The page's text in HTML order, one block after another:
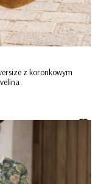
z koronkowym